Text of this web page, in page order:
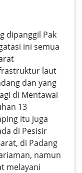
dipanggil Pak
ini semua
laut
dan yang
di Mentawai
13
itu juga
di Pesisir
di Padang
namun
melayani